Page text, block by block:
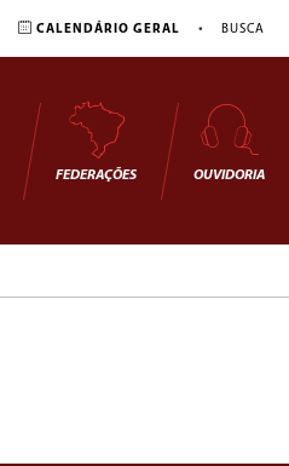
CALENDÁRIO GERAL • BUSCA
FEDERAÇÕES OUVIDORIA